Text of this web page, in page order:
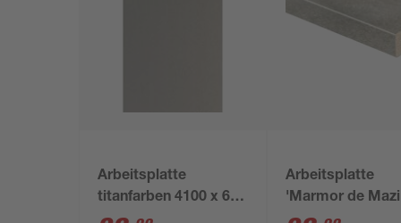
Arbeitsplatte
titanfarben 4100 x 600
x 38 mm
Arbeitsplatte
'Marmor de
grau 4100 x 600 x